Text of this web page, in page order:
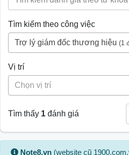
Tìm kiếm theo công việc
Trợ lý giám đốc thương hiệu (1
Vị trí
Chọn vị trí
Tìm thấy 1 đánh giá
Note8.vn (website cũ